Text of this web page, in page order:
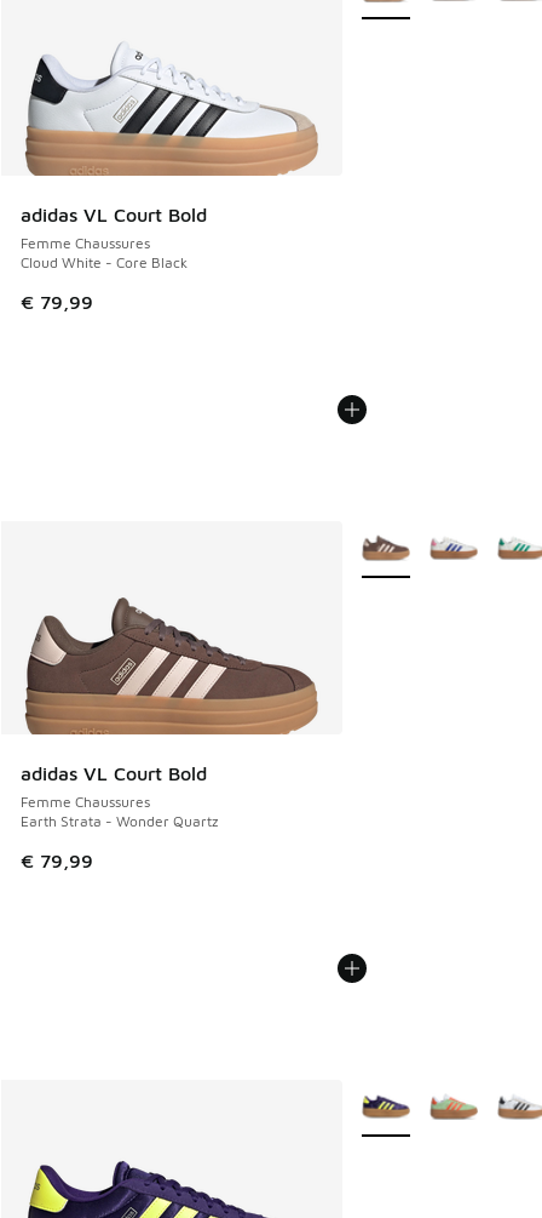
adidas VL Court Bold
Femme Chaussures
Cloud White - Core Black
€ 79,99
adidas VL Court Bold
Femme Chaussures
Earth Strata - Wonder Quartz
€ 79,99
Plus de couleurs
Plus de couleurs